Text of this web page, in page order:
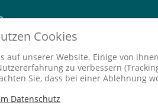
Cookies
auf unserer Website. Einige von
zu verbessern
Sie, dass bei einer Ablehnung
Datenschutz